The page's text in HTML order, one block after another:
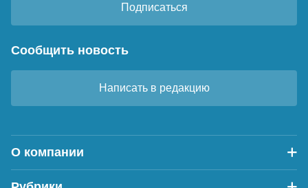
Подписаться
Сообщить новость
Написать в редакцию
О компании